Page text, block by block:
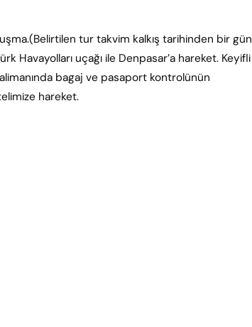
tur takvim kalkış tarihinden bir gün
Havayolları uçağı ile Denpasar’a hareket. Keyifli
bagaj ve pasaport kontrolünün
hareket.
adanın en büyüleyici bölgelerinden biri olan
yer alan ünlü
arasından inilen büyüleyici sahiliyle burası